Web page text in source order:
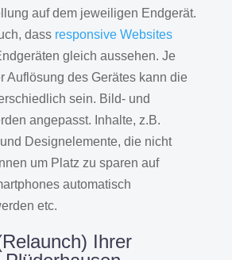
auf dem jeweiligen Endgerät.
dass responsive Websites
gleich aussehen. Je
Auflösung des Gerätes kann die
sein. Bild- und
angepasst. Inhalte, z.B.
Designelemente, die nicht
um Platz zu sparen auf
automatisch
etc.
Ihrer